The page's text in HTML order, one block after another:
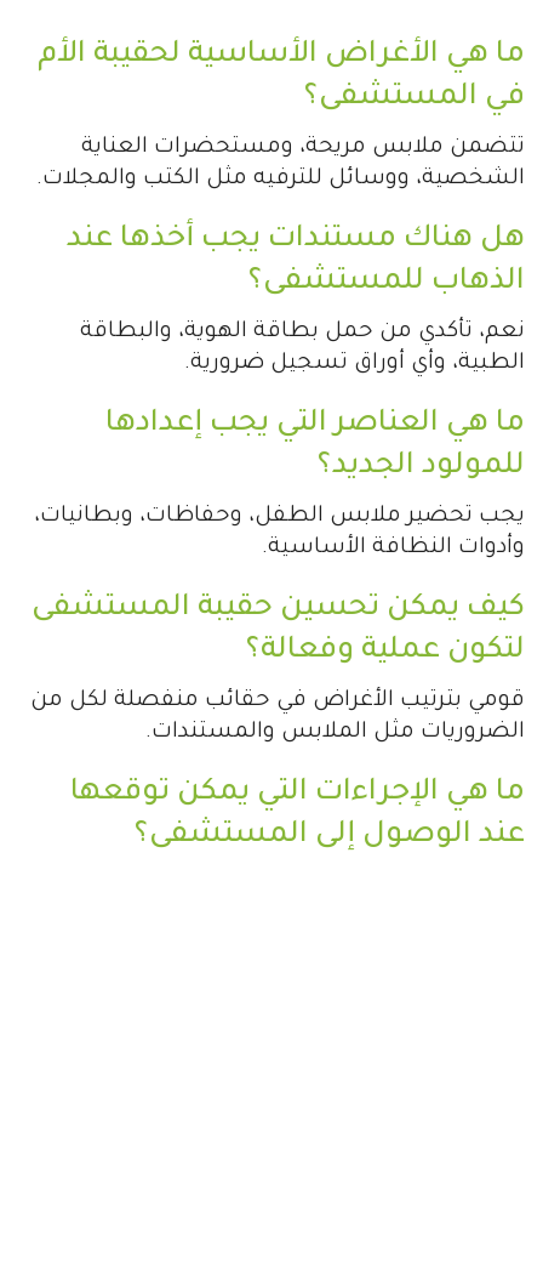
ما هي الأغراض الأساسية لحقيبة الأم
في المستشفى؟
تتضمن ملابس مريحة، ومستحضرات العناية
الشخصية، ووسائل للترفيه مثل الكتب والمجلات.
هل هناك مستندات يجب أخذها عند
الذهاب للمستشفى؟
نعم، تأكدي من حمل بطاقة الهوية، والبطاقة
الطبية، وأي أوراق تسجيل ضرورية.
ما هي العناصر التي يجب إعدادها
للمولود الجديد؟
يجب تحضير ملابس الطفل، وحفاظات، وبطانيات،
وأدوات النظافة الأساسية.
كيف يمكن تحسين حقيبة المستشفى
لتكون عملية وفعالة؟
قومي بترتيب الأغراض في حقائب منفصلة لكل من
الضروريات مثل الملابس والمستندات.
ما هي الإجراءات التي يمكن توقعها
عند الوصول إلى المستشفى؟